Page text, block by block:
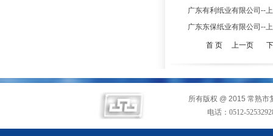
广东有利纸业有限公司--
广东东保纸业有限公司--
首 页 上一页
所有版权 @ 2015 常熟市
电话： 0512-